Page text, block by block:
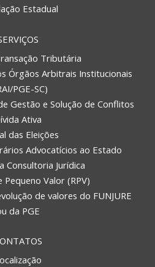
Estadual
Tributária
Órgãos Arbitrais Institucionais
PGE-SC)
Gestão e Solução de Conflitos
Ativa
das Eleições
Advocatícios ao Estado
Consultoria Jurídica
Pequeno Valor (RPV)
de valores do FUNJURE
da PGE